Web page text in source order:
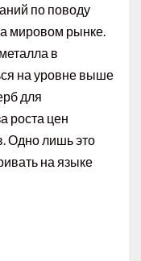
по поводу
мировом рынке.
в
на уровне выше
для
роста цен
Одно лишь это
на языке